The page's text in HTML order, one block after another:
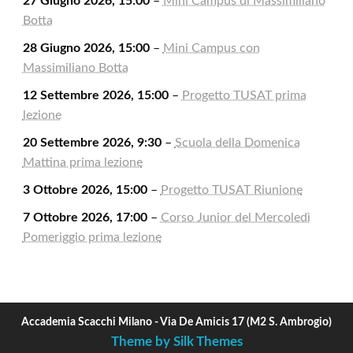
Botta
28 Giugno 2026, 15:00– Mini Campus con
Massimiliano Botta
12 Settembre 2026, 15:00– Progetto TUSAT prima
lezione
20 Settembre 2026, 9:30– Scuola della Domenica
Mattina prima lezione
3 Ottobre 2026, 15:00– Progetto TUSAT Riunione
7 Ottobre 2026, 17:00– Corso Junior del Mercoledì
Pomeriggio prima lezione
Accademia Scacchi Milano - Via De Amicis 17 (M2 S. Ambrogio)
Theme by Silk Themes